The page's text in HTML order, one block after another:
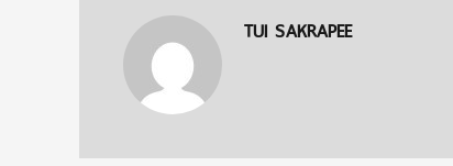
TUI SAKRAPEE